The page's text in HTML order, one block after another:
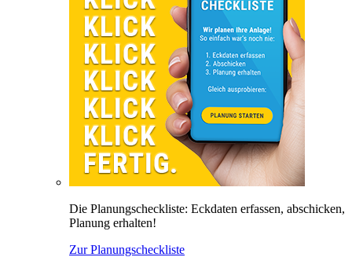
Die Planungscheckliste: Eckdaten erfassen, abschicken,
Planung erhalten!
Zur Planungscheckliste